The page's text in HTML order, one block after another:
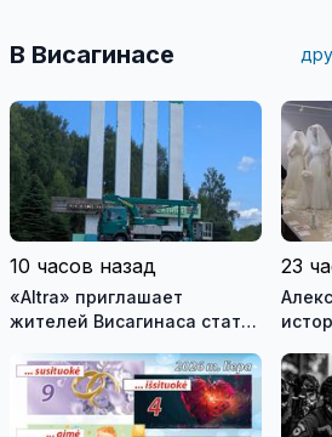
В Висагинасе
10 часов назад
«Altra» приглашает
жителей Висагинаса стать
обновлённой стелы
23